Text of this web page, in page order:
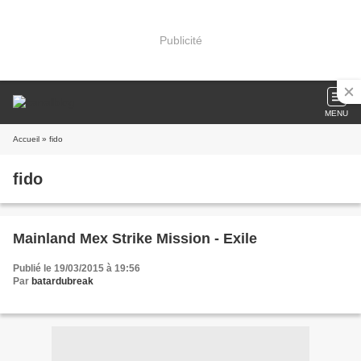
Publicité
MENU
Accueil » fido
fido
Mainland Mex Strike Mission - Exile
Publié le 19/03/2015 à 19:56
Par batardubreak